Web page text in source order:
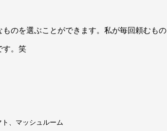
のを選ぶことができます。私が毎回頼むもの
す。笑
、マッシュルーム